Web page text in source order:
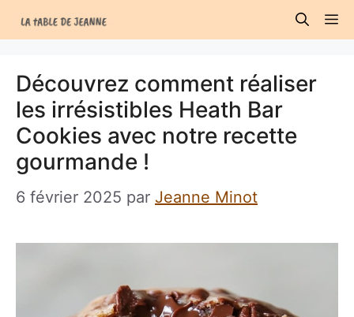
au
Découvrez comment réaliser
les irrésistibles Heath Bar
Cookies avec notre recette
gourmande !
6 février 2025 par Jeanne Minot